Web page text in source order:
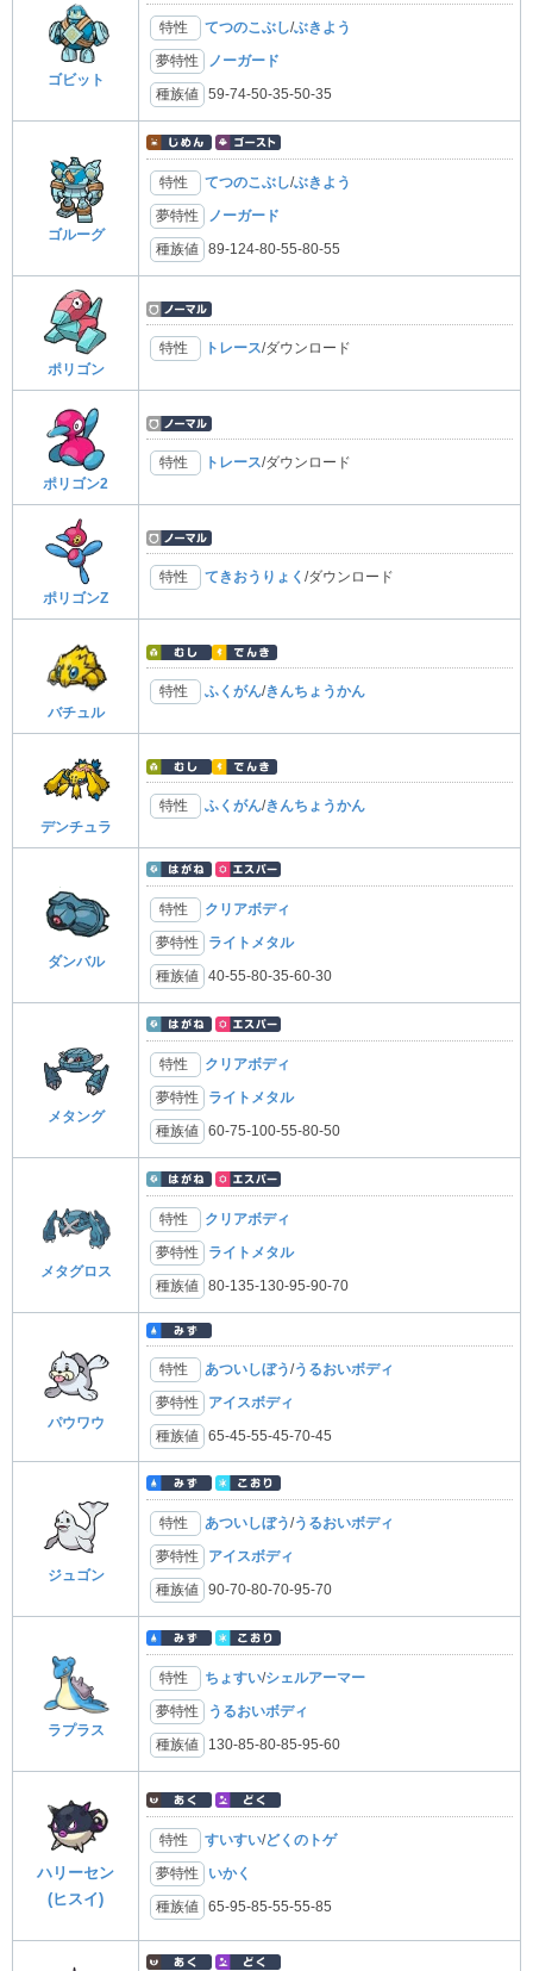
ゴビット
特性 てつのこぶし/ぶきよう
夢特性 ノーガード
種族値 59-74-50-35-50-35
ゴルーグ
特性 てつのこぶし/ぶきよう
夢特性 ノーガード
種族値 89-124-80-55-80-55
ポリゴン
特性 トレース/ダウンロード
ポリゴン2
特性 トレース/ダウンロード
ポリゴンZ
特性 てきおうりょく /ダウンロード
バチュル
特性 ふくがん/きんちょうかん
デンチュラ
特性 ふくがん/きんちょうかん
ダンバル
特性 クリアボディ
夢特性 ライトメタル
種族値 40-55-80-35-60-30
メタング
特性 クリアボディ
夢特性 ライトメタル
種族値 60-75-100-55-80-50
メタグロス
特性 クリアボディ
夢特性 ライトメタル
種族値 80-135-130-95-90-70
パウワウ
特性 あついしぼう/うるおいボディ
夢特性 アイスボディ
種族値 65-45-55-45-70-45
ジュゴン
特性 あついしぼう/うるおいボディ
夢特性 アイスボディ
種族値 90-70-80-70-95-70
ラプラス
特性 ちょすい/シェルアーマー
夢特性 うるおいボディ
種族値 130-85-80-85-95-60
ハリーセン
(ヒスイ)
特性 すいすい/どくのトゲ
夢特性 いかく
種族値 65-95-85-55-55-85